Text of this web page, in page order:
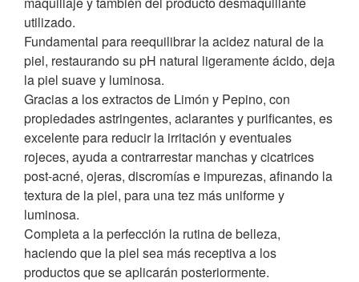
utilizado.
Fundamental para reequilibrar la acidez natural de la
piel, restaurando su pH natural ligeramente ácido, deja
la piel suave y luminosa.
Gracias a los extractos de Limón y Pepino, con
propiedades astringentes, aclarantes y purificantes, es
excelente para reducir la irritación y eventuales
rojeces, ayuda a contrarrestar manchas y cicatrices
post-acné, ojeras, discromías e impurezas, afinando la
textura de la piel, para una tez más uniforme y
luminosa.
Completa a la perfección la rutina de belleza,
haciendo que la piel sea más receptiva a los
productos que se aplicarán posteriormente.